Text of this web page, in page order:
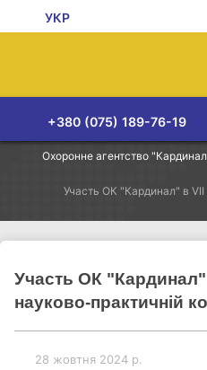
УКР
+380 (075) 189-76-19
Охоронне агентство
Участь ОК "Кардинал" в VII
Участь ОК "Кардинал"
науково-практичній
28 жовтня 2024 р.